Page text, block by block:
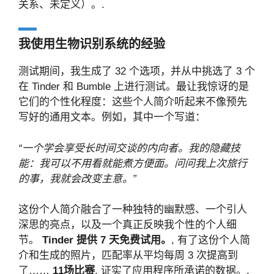
关系、未定义）。.
我使用生物识别系统的经验
测试期间，我生成了 32 个选项，并从中挑选了 3 个
在 Tinder 和 Bumble 上进行测试。最让我惊讶的是
它们的个性化程度：这些个人简介听起来不像预先
写好的通用文本。例如，其中一个写道：
“一个学会享受长时间交谈的内向者。我的隐藏技
能：我可以不用看就能煮方便面。问问我上次旅行
的事，我就会改变主意。”
这份个人简介融合了一种独特的幽默感、一个引人
深思的亮点，以及一个真正反映我个性的个人细
节。 Tinder 提供 7 天免费试用。 , 有了这份个人简
介和生成的照片，匹配率从平均每周 3 次提高到
了…… 11场比赛, 证实了应用程序所承诺的数据。.